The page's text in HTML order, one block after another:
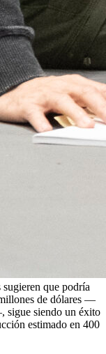
que podría
de dólares —
sigue siendo un éxito
estimado en 400